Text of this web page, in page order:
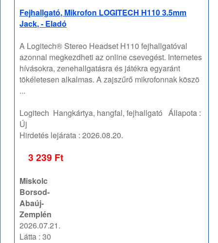
Fejhallgató, Mikrofon LOGITECH H110 3.5mm
Jack, - Eladó
A Logitech® Stereo Headset H110 fejhallgatóval
azonnal megkezdheti az online csevegést. Internetes
hívásokra, zenehallgatásra és játékra egyaránt
tökéletesen alkalmas. A zajszűrő mikrofonnak köszö
...
Logitech Hangkártya, hangfal, fejhallgató Állapota :
Új
Hirdetés lejárata :2026.08.20.
3 239 Ft
Miskolc
Borsod-
Abaúj-
Zemplén
2026.07.21.
Látta : 30